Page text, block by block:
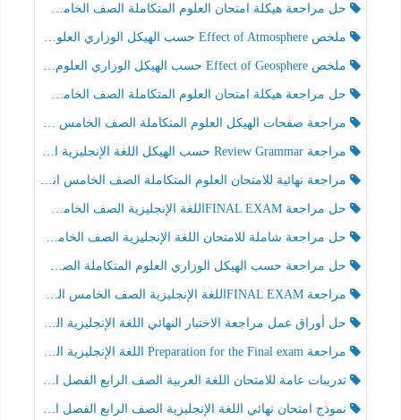
حل مراجعة هيكلة امتحان العلوم المتكاملة الصف الخامس انسبير الفصل الثالث
ملخص Effect of Atmosphere حسب الهيكل الوزاري العلوم المتكاملة الصف الخامس انسبير الفصل الثالث
ملخص Effect of Geosphere حسب الهيكل الوزاري العلوم المتكاملة الصف الخامس انسبير الفصل الثالث
حل مراجعة هيكلة امتحان العلوم المتكاملة الصف الخامس عام الفصل الثالث
مراجعة صفحات الهيكل العلوم المتكاملة الصف الخامس انسبير الفصل الثالث
مراجعة Review Grammar حسب الهيكل اللغة الإنجليزية الصف الخامس الفصل الثالث
مراجعة نهائية للامتحان العلوم المتكاملة الصف الخامس انسبير الفصل الثالث
حل مراجعة FINAL EXAMاللغة الإنجليزية الصف الخامس الفصل الثالث
حل مراجعة شاملة للامتحان اللغة الإنجليزية الصف الخامس الفصل الثالث
حل مراجعة حسب الهيكل الوزاري العلوم المتكاملة الصف الخامس عام الفصل الثالث
مراجعة FINAL EXAMاللغة الإنجليزية الصف الخامس الفصل الثالث
حل أوراق عمل مراجعة الاختبار النهائي اللغة الإنجليزية الصف الرابع الفصل الثالث
مراجعة Preparation for the Final exam اللغة الإنجليزية الصف الرابع الفصل الثالث
تدريبات عامة للامتحان اللغة العربية الصف الرابع الفصل الثالث
نموذج امتحان نهائي اللغة الإنجليزية الصف الرابع الفصل الثالث